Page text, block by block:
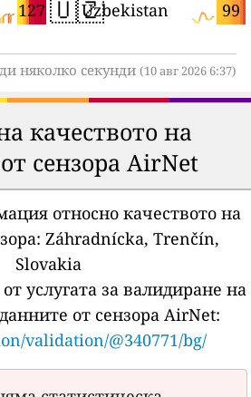
127 🇺🇿 99
Uzbekistan
няколко секунди (10 авг 2026 6:37)
качеството на
сензора AirNet
относно качеството на
Záhradnícka, Trenčín,
Slovakia
услугата за валидиране на
от сензора AirNet:
validation/@340771/bg/